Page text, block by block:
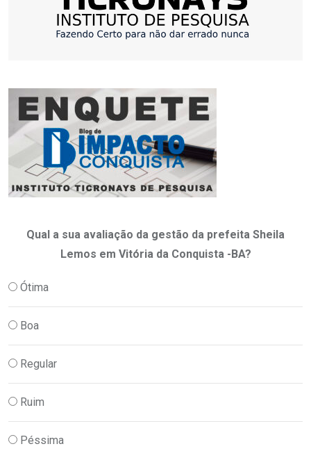
Qual a sua avaliação da gestão da prefeita Sheila
Lemos em Vitória da Conquista -BA?
Ótima
Boa
Regular
Ruim
Péssima